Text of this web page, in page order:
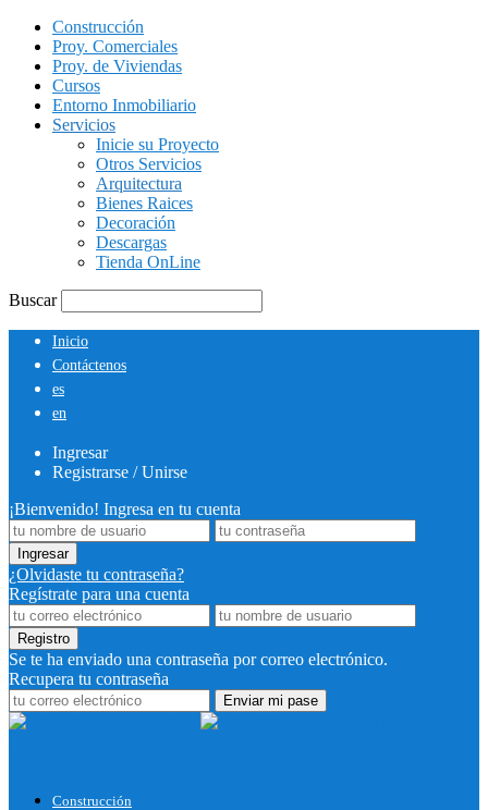
Construcción
Proy. Comerciales
Proy. de Viviendas
Cursos
Entorno Inmobiliario
Servicios
Inicie su Proyecto
Otros Servicios
Arquitectura
Bienes Raices
Decoración
Descargas
Tienda OnLine
Buscar
Inicio
Contáctenos
es
en
Ingresar
Registrarse / Unirse
¡Bienvenido! Ingresa en tu cuenta
¿Olvidaste tu contraseña?
Regístrate para una cuenta
Se te ha enviado una contraseña por correo electrónico.
Recupera tu contraseña
Construcción